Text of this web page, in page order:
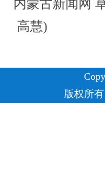
内蒙古新闻网
高慧)
版权所